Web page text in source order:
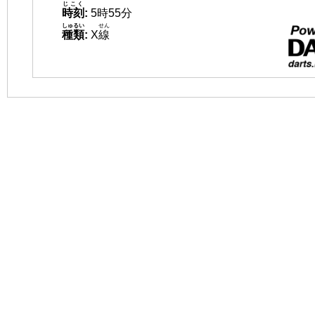
時刻
じこく
: 5時55分
種類
しゅるい
: X線
せん